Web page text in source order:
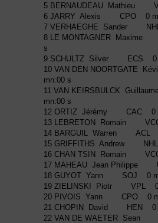
5 BERNAUDEAU Mathieu
6 JARRY Alexis CPO 0
7 VERHAEGHE Sander
8 LE MONTAGNER
s
9 SCHULTZ Silver ECS 0
10 VAN DEN
mn:00 s
11 VAN KEIRSBULCK
mn:00 s
12 ORTIZ Jérémy CAC 0
13 LEBRETON Romain
14 BARGUIL Warren ACL
15 GRIFFITHS Andrew
16 CHAN TSIN Romain
17 MAHEAU Jean Philippe
18 GUYOT Yann SOJ 0
19 ZIELINSKI Piotr VPL 0
20 PIVOIS Yann CPO 0
21 CHOPIN David HEN 0
22 VAN DE WAETER Sean